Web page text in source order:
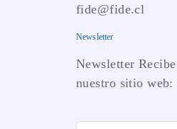
fide@fide.cl
Newsletter
Newsletter
nuestro sitio web: